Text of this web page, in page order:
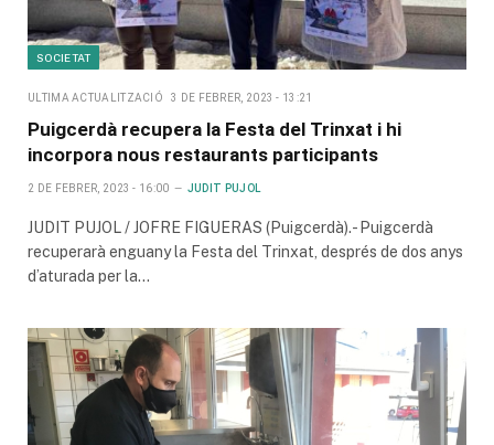
SOCIETAT
ULTIMA ACTUALITZACIÓ 3 DE FEBRER, 2023 - 13:21
Puigcerdà recupera la Festa del Trinxat i hi
incorpora nous restaurants participants
2 DE FEBRER, 2023 - 16:00 JUDIT PUJOL
JUDIT PUJOL / JOFRE FIGUERAS (Puigcerdà).- Puigcerdà
recuperarà enguany la Festa del Trinxat, després de dos anys
d’aturada per la…